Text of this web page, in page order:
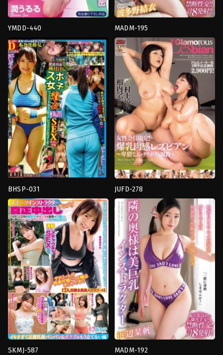
แต่งงาน
แล้ว,หน้า
สวย หน้าอก
ควยอาจารย์
ตัว,เมีย
มีชู้,เย็ด
นม,เย็ด
สาว,โลชั่น,ใช้
Crystal
Eizou
YMDD-440
ใหญ่,งาน
เดี่ยว,จูบ,นม
ใหญ่,วางแผน,อาจารย์
Momotarou
Eizou
Shuppan
MADM-195
ช่วย
ตัว
เอง,คาว
เกิร์ล งาน
เดี่ยว,จูบ,ชัก
ว่าว,นม
ใหญ่,นั่ง
ทับ
หน้า,น้ำ
แตก,บรรยากาศ,ผู้
หญิง
แต่งงาน
แล้ว หน้า
สวย,หี
ไร้
ขน,อม
ควย,อาจารย์,อี
ตัว,เย็ด
นม,โลชั่น,ใช้
นิ้ว
Crystal
Eizou
BHSP-031
เดี่ยว,ชุด
กีฬา
ผู้
หญิง,ชุด
ว่าย
น้ำ
ของ
โรงเรียน น้ำ
แตก,หน้า
สวย,อาจารย์
Toyohiko
JUFD-278
ตูด
ชุด
ว่าย
น้ำ
นม
ใหญ่,อาจารย์, เบลอ
หี
เลส
เบี้ย
น
Fitch
SKMJ-587 MADM-192